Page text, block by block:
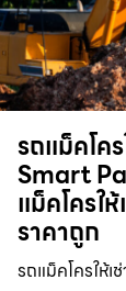
รถแม็คโค
Smart
แม็คโครใ
ราคาถูก
รถแม็คโครให้